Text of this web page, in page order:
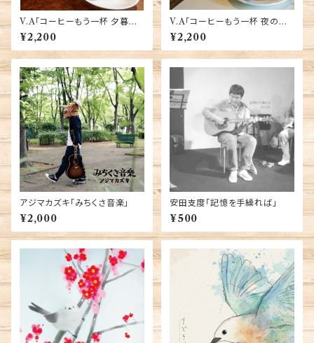
V.A「コーヒーもう一杯 夕暮歌
集 〜魔法をかけさせて〜」
¥2,200
V.A「コーヒーもう一杯 夜の歌
集 〜僕の万年床〜」
¥2,200
アジマカズキ「みちくさ音楽」
¥2,000
安田支度「記憶を手繰れば」
¥500